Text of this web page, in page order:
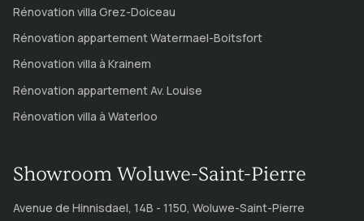
Rénovation villa Grez-Doiceau
Rénovation appartement Watermael-Boitsfort
Rénovation villa à Krainem
Rénovation appartement Av. Louise
Rénovation villa à Waterloo
Showroom Woluwe-Saint-Pierre
Avenue de Hinnisdael, 14B - 1150, Woluwe-Saint-Pierre